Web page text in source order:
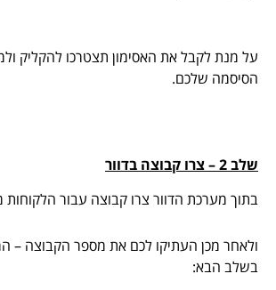
על מנת לקבל את האסימון תצטרכו להקליק
הסיסמה שלכם.
שלב 2 – צרו קבוצה בדוור
בתוך מערכת הדוור צרו קבוצה עבור הלקוחות
ולאחר מכן העתיקו לכם את מספר הקבוצה –
בשלב הבא: